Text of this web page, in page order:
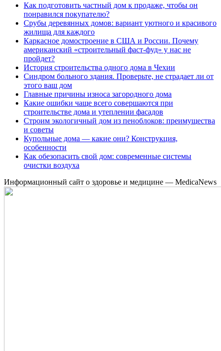
Как подготовить частный дом к продаже, чтобы он
понравился покупателю?
Срубы деревянных домов: вариант уютного и красивого
жилища для каждого
Каркасное домостроение в США и России. Почему
американский «строительный фаст-фуд» у нас не
пройдет?
История строительства одного дома в Чехии
Синдром больного здания. Проверьте, не страдает ли от
этого ваш дом
Главные причины износа загородного дома
Какие ошибки чаще всего совершаются при
строительстве дома и утеплении фасадов
Строим экологичный дом из пеноблоков: преимущества
и советы
Купольные дома — какие они? Конструкция,
особенности
Как обезопасить свой дом: современные системы
очистки воздуха
Информационный сайт о здоровье и медицине — MedicaNews